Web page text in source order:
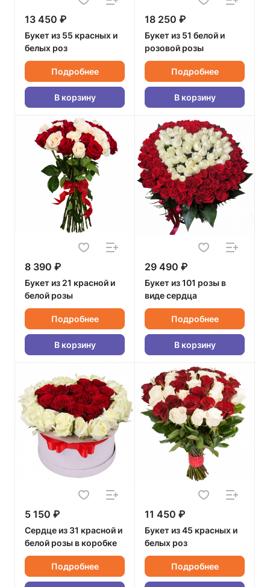
13 450 ₽
Букет из 55 красных и
белых роз
Подробнее
В корзину
18 250 ₽
Букет из 51 белой и
розовой розы
Подробнее
В корзину
8 390 ₽
Букет из 21 красной и
белой розы
Подробнее
В корзину
29 490 ₽
Букет из 101 розы в
виде сердца
Подробнее
В корзину
5 150 ₽
Сердце из 31 красной и
белой розы в коробке
Подробнее
11 450 ₽
Букет из 45 красных и
белых роз
Подробнее